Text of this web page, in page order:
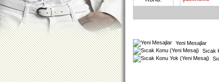
Yeni Mesajlar
Sıcak